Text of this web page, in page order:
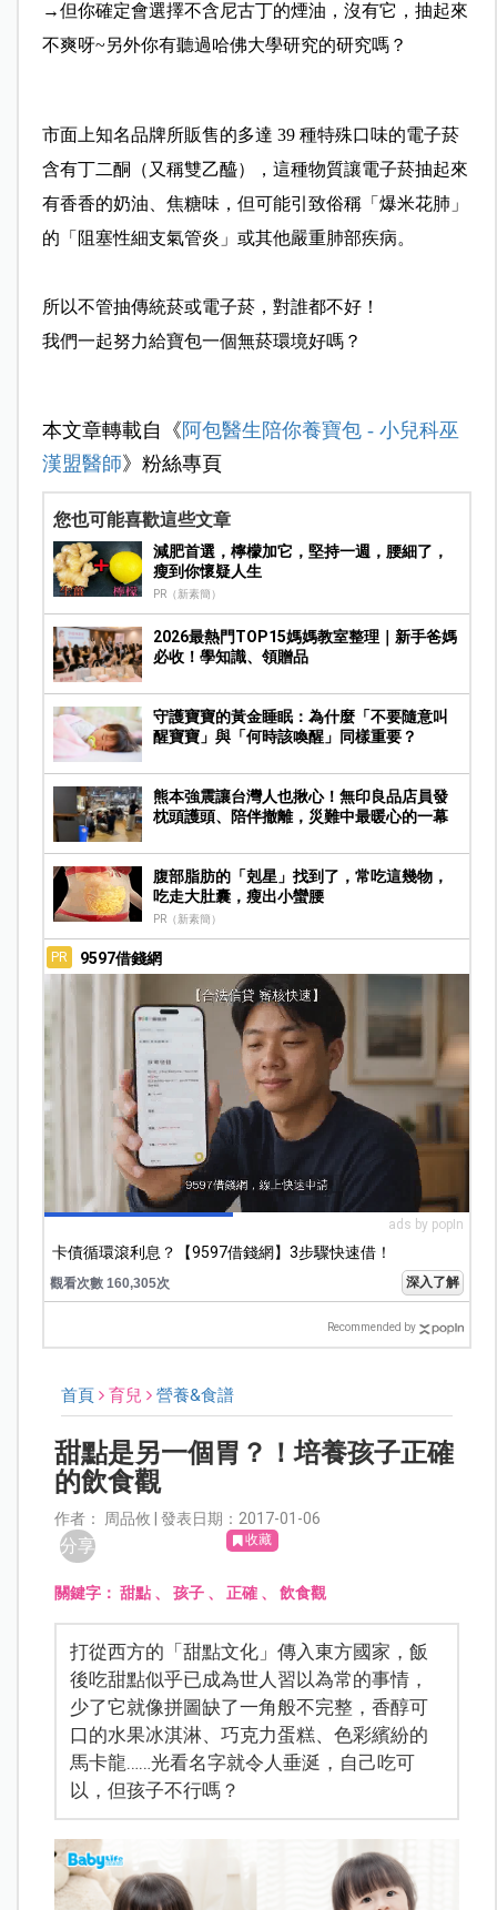
→但你確定會選擇不含尼古丁的煙油，沒有它，抽起來
不爽呀~另外你有聽過哈佛大學研究的研究嗎？
市面上知名品牌所販售的多達 39 種特殊口味的電子菸
含有丁二酮（又稱雙乙醯），這種物質讓電子菸抽起來
有香香的奶油、焦糖味，但可能引致俗稱「爆米花肺」
的「阻塞性細支氣管炎」或其他嚴重肺部疾病。
所以不管抽傳統菸或電子菸，對誰都不好！
我們一起努力給寶包一個無菸環境好嗎？
本文章轉載自《 阿包醫生陪你養寶包 - 小兒科巫
漢盟醫師》粉絲專頁
您也可能喜歡這些文章
減肥首選，檸檬加它，堅持一週，腰細了，
瘦到你懷疑人生
PR（新素簡）
2026最熱門TOP15媽媽教室整理｜新手爸媽
必收！學知識、領贈品
守護寶寶的黃金睡眠：為什麼「不要隨意叫
醒寶寶」與「何時該喚醒」同樣重要？
熊本強震讓台灣人也揪心！無印良品店員發
枕頭護頭、陪伴撤離，災難中最暖心的一幕
腹部脂肪的「剋星」找到了，常吃這幾物，
吃走大肚囊，瘦出小蠻腰
PR（新素簡）
PR 9597借錢網
ads by popIn
卡債循環滾利息？【9597借錢網】3步驟快速借！
觀看次數 160,305次 深入了解
Recommended by
首頁 育兒 營養&食譜
甜點是另一個胃？！培養孩子正確
的飲食觀
作者： 周品攸 | 發表日期：2017-01-06
分享 收藏
關鍵字：甜點 、孩子 、正確 、飲食觀
打從西方的「甜點文化」傳入東方國家，飯
後吃甜點似乎已成為世人習以為常的事情，
少了它就像拼圖缺了一角般不完整，香醇可
口的水果冰淇淋、巧克力蛋糕、色彩繽紛的
馬卡龍……光看名字就令人垂涎，自己吃可
以，但孩子不行嗎？